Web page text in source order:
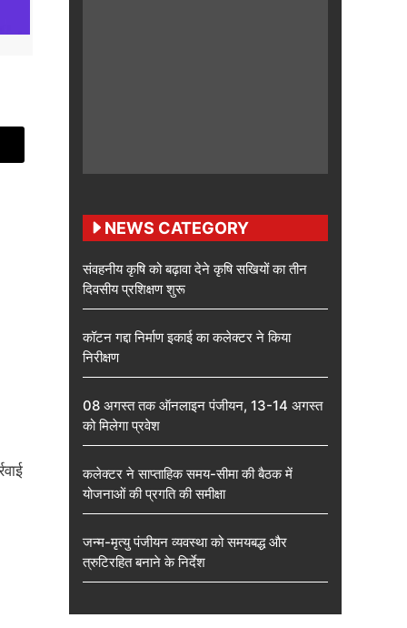
NEWS CATEGORY
संवहनीय कृषि को बढ़ावा देने कृषि सखियों का तीन
दिवसीय प्रशिक्षण शुरू
कॉटन गद्दा निर्माण इकाई का कलेक्टर ने किया
निरीक्षण
08 अगस्त तक ऑनलाइन पंजीयन, 13-14 अगस्त
को मिलेगा प्रवेश
कलेक्टर ने साप्ताहिक समय-सीमा की बैठक में
योजनाओं की प्रगति की समीक्षा
जन्म-मृत्यु पंजीयन व्यवस्था को समयबद्ध और
त्रुटिरहित बनाने के निर्देश